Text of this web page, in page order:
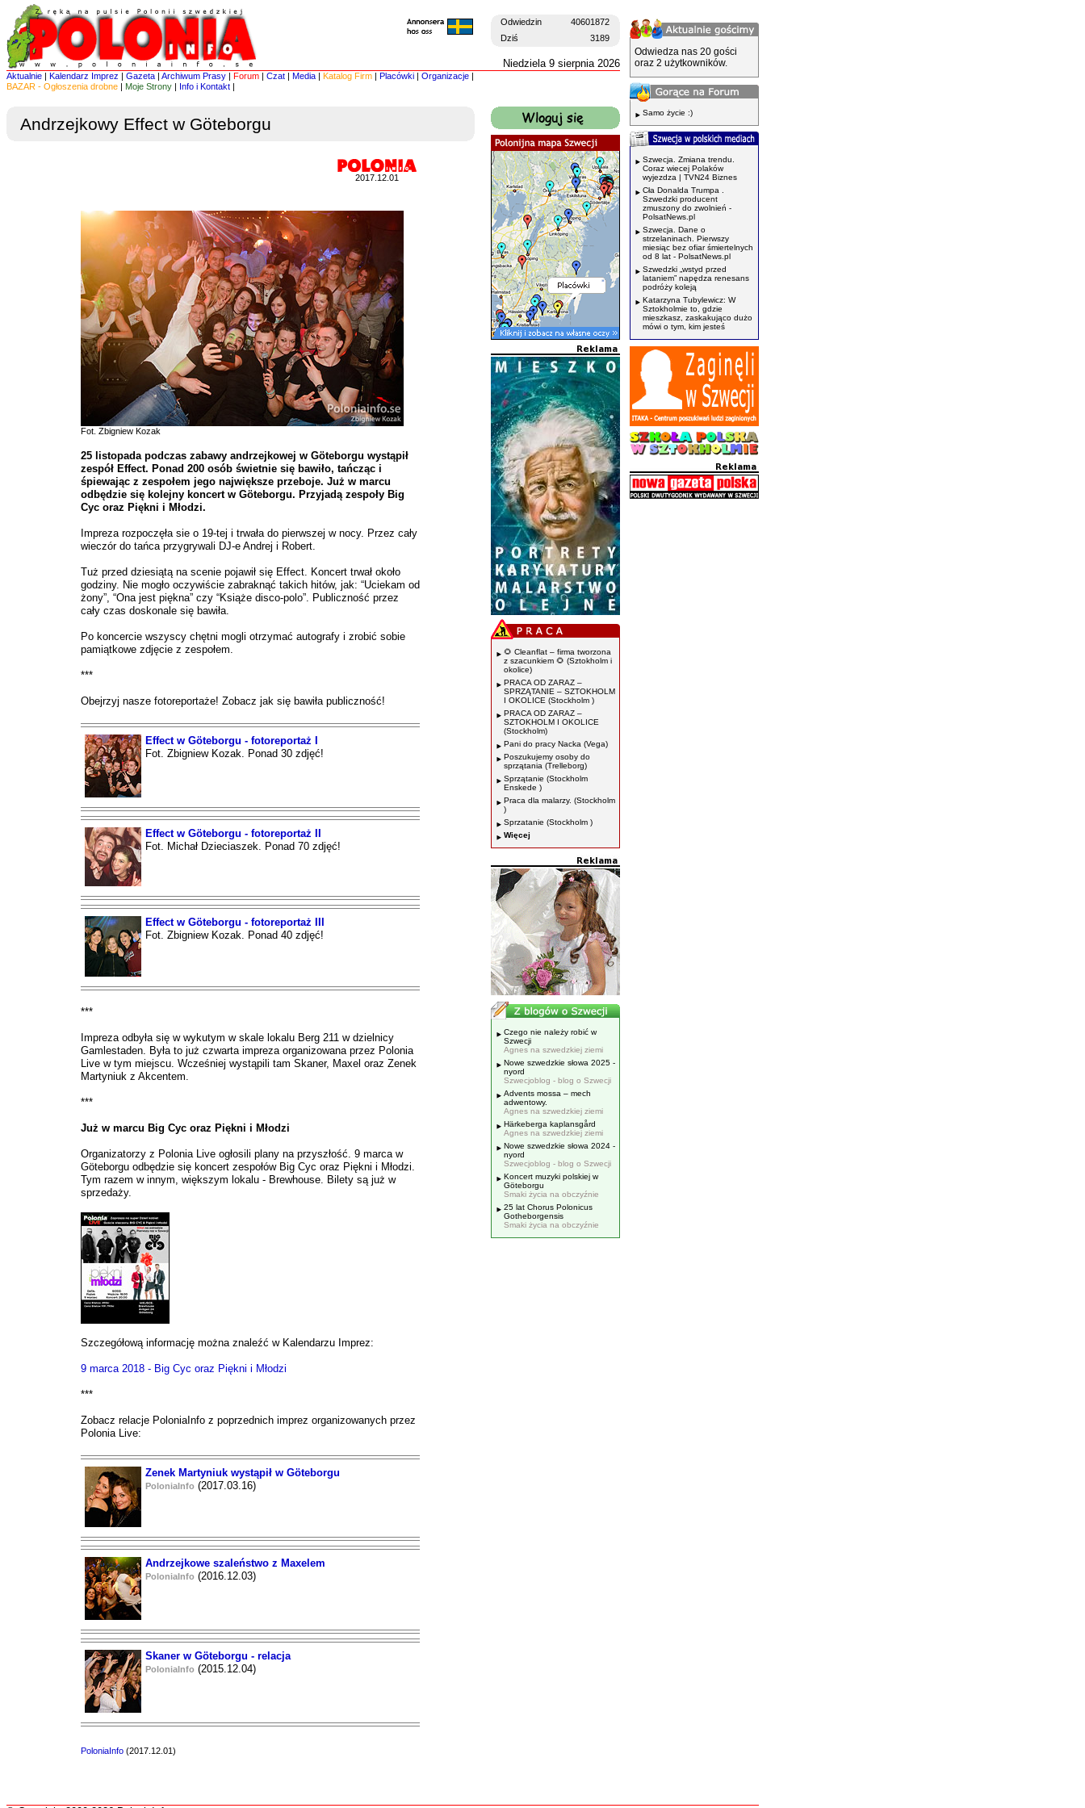
Odwiedzin
40601872
Dziś
3189
Niedziela 9 sierpnia 2026
Aktualnie | Kalendarz Imprez | Gazeta | Archiwum Prasy | Forum | Czat | Media | Katalog Firm | Placówki | Organizacje |
BAZAR - Ogłoszenia drobne | Moje Strony | Info i Kontakt |
Andrzejkowy Effect w Göteborgu
2017.12.01
Fot. Zbigniew Kozak
25 listopada podczas zabawy andrzejkowej w Göteborgu wystąpił
zespół Effect. Ponad 200 osób świetnie się bawiło, tańcząc i
śpiewając z zespołem jego największe przeboje. Już w marcu
odbędzie się kolejny koncert w Göteborgu. Przyjadą zespoły Big
Cyc oraz Piękni i Młodzi.
Impreza rozpoczęła sie o 19-tej i trwała do pierwszej w nocy. Przez cały
wieczór do tańca przygrywali DJ-e Andrej i Robert.
Tuż przed dziesiątą na scenie pojawił się Effect. Koncert trwał około
godziny. Nie mogło oczywiście zabraknąć takich hitów, jak: “Uciekam od
żony”, “Ona jest piękna” czy “Książe disco-polo”. Publiczność przez
cały czas doskonale się bawiła.
Po koncercie wszyscy chętni mogli otrzymać autografy i zrobić sobie
pamiątkowe zdjęcie z zespołem.
***
Obejrzyj nasze fotoreportaże! Zobacz jak się bawiła publiczność!
Effect w Göteborgu - fotoreportaż I
Fot. Zbigniew Kozak. Ponad 30 zdjęć!
Effect w Göteborgu - fotoreportaż II
Fot. Michał Dzieciaszek. Ponad 70 zdjęć!
Effect w Göteborgu - fotoreportaż III
Fot. Zbigniew Kozak. Ponad 40 zdjęć!
***
Impreza odbyła się w wykutym w skale lokalu Berg 211 w dzielnicy
Gamlestaden. Była to już czwarta impreza organizowana przez Polonia
Live w tym miejscu. Wcześniej wystąpili tam Skaner, Maxel oraz Zenek
Martyniuk z Akcentem.
***
Już w marcu Big Cyc oraz Piękni i Młodzi
Organizatorzy z Polonia Live ogłosili plany na przyszłość. 9 marca w
Göteborgu odbędzie się koncert zespołów Big Cyc oraz Piękni i Młodzi.
Tym razem w innym, większym lokalu - Brewhouse. Bilety są już w
sprzedaży.
Szczegółową informację można znaleźć w Kalendarzu Imprez:
9 marca 2018 - Big Cyc oraz Piękni i Młodzi
***
Zobacz relacje PoloniaInfo z poprzednich imprez organizowanych przez
Polonia Live:
Zenek Martyniuk wystąpił w Göteborgu
PoloniaInfo (2017.03.16)
Andrzejkowe szaleństwo z Maxelem
PoloniaInfo (2016.12.03)
Skaner w Göteborgu - relacja
PoloniaInfo (2015.12.04)
PoloniaInfo (2017.12.01)
🌻 Cleanflat – firma tworzona
z szacunkiem 🌻 (Sztokholm i
okolice)
PRACA OD ZARAZ –
SPRZĄTANIE – SZTOKHOLM
I OKOLICE (Stockholm )
PRACA OD ZARAZ –
SZTOKHOLM I OKOLICE
(Stockholm)
Pani do pracy Nacka (Vega)
Poszukujemy osoby do
sprzątania (Trelleborg)
Sprzątanie (Stockholm
Enskede )
Praca dla malarzy. (Stockholm
)
Sprzatanie (Stockholm )
Więcej
Czego nie należy robić w
Szwecji
Agnes na szwedzkiej ziemi
Nowe szwedzkie słowa 2025 -
nyord
Szwecjoblog - blog o Szwecji
Advents mossa – mech
adwentowy.
Agnes na szwedzkiej ziemi
Härkeberga kaplansgård
Agnes na szwedzkiej ziemi
Nowe szwedzkie słowa 2024 -
nyord
Szwecjoblog - blog o Szwecji
Koncert muzyki polskiej w
Göteborgu
Smaki życia na obczyźnie
25 lat Chorus Polonicus
Gotheborgensis
Smaki życia na obczyźnie
Odwiedza nas 20 gości
oraz 2 użytkowników.
Samo życie :)
Szwecja. Zmiana trendu.
Coraz wiecej Polaków
wyjezdza | TVN24 Biznes
Cła Donalda Trumpa .
Szwedzki producent
zmuszony do zwolnień -
PolsatNews.pl
Szwecja. Dane o
strzelaninach. Pierwszy
miesiąc bez ofiar śmiertelnych
od 8 lat - PolsatNews.pl
Szwedzki „wstyd przed
lataniem” napędza renesans
podróży koleją
Katarzyna Tubylewicz: W
Sztokholmie to, gdzie
mieszkasz, zaskakująco dużo
mówi o tym, kim jesteś